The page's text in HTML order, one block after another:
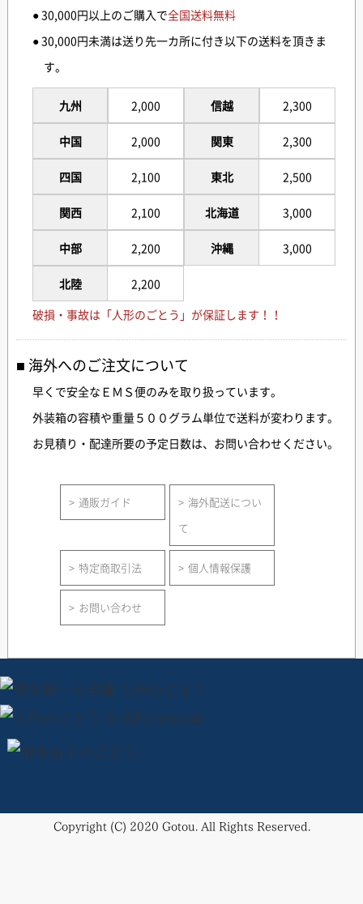
● 30,000円以上のご購入で全国送料無料
● 30,000円未満は送り先一カ所に付き以下の送料を頂きま
す。
九州
中国
四国
関西
中部
北陸
2,000
2,000
2,100
2,100
2,200
2,200
信越
関東
東北
北海道
沖縄
2,300
2,300
2,500
3,000
3,000
破損・事故は「人形のごとう」が保証します！！
海外へのご注文について
早くで安全なＥＭＳ便のみを取り扱っています。
外装箱の容積や重量５００グラム単位で送料が変わります。
お見積り・配達所要の予定日数は、お問い合わせください。
通販ガイド
海外配送につい
て
特定商取引法 個人情報保護
お問い合わせ
Copyright (C) 2020 Gotou. All Rights Reserved.